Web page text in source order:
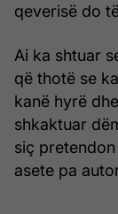
qeverisë do
Ai ka shtuar
që thotë se
kanë hyrë
shkaktuar
siç
asete pa